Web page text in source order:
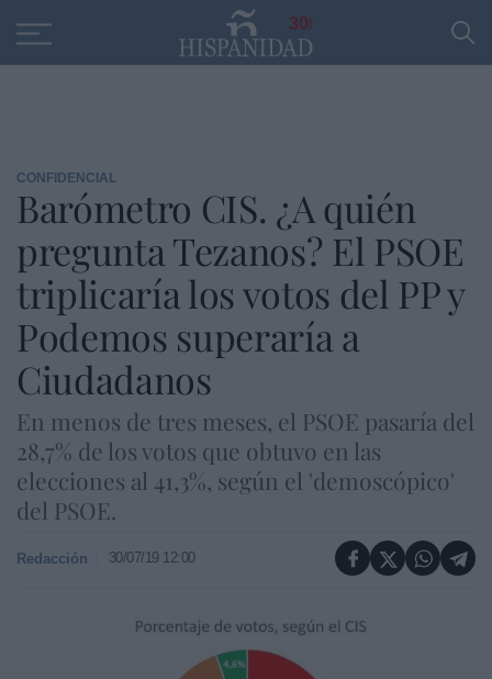
30
CONFIDENCIAL
Barómetro CIS. ¿A quién
pregunta Tezanos? El PSOE
triplicaría los votos del PP y
Podemos superaría a
Ciudadanos
En menos de tres meses, el PSOE pasaría del
28,7% de los votos que obtuvo en las
elecciones al 41,3%, según el 'demoscópico'
del PSOE.
Redacción 30/07/19 12:00